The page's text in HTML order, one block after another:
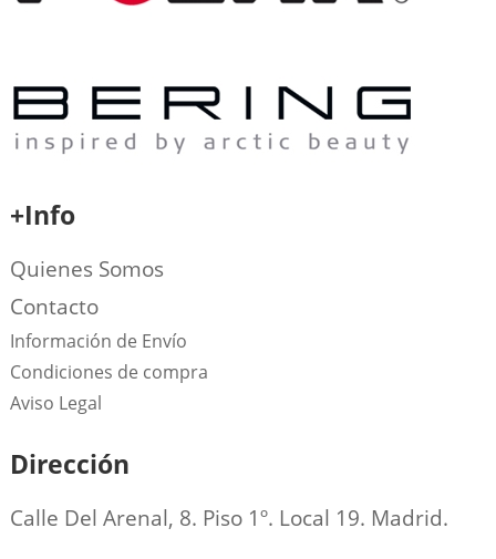
+Info
Quienes Somos
Contacto
Información de Envío
Condiciones de compra
Aviso Legal
Dirección
Calle Del Arenal, 8. Piso 1º. Local 19. Madrid.